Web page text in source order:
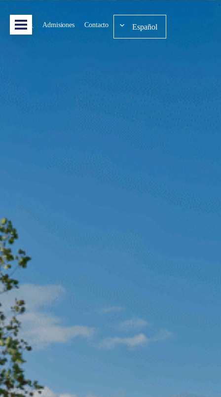
Admisiones Contacto Español